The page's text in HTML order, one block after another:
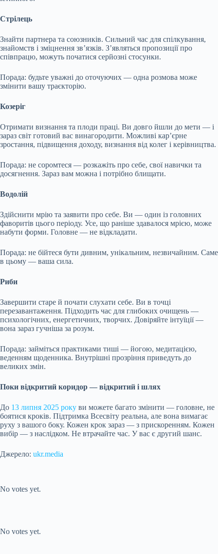
Стрілець
Знайти партнера та союзників. Сильний час для спілкування,
знайомств і зміцнення зв’язків. З’являться пропозиції про
співпрацю, можуть початися серйозні стосунки.
Порада: будьте уважні до оточуючих — одна розмова може
змінити вашу траєкторію.
Козеріг
Отримати визнання та плоди праці. Ви довго йшли до мети — і
зараз світ готовий вас винагородити. Можливі кар’єрне
зростання, підвищення доходу, визнання від колег і керівництва.
Порада: не соромтеся — розкажіть про себе, свої навички та
досягнення. Зараз вам можна і потрібно блищати.
Водолій
Здійснити мрію та заявити про себе. Ви — один із головних
фаворитів цього періоду. Усе, що раніше здавалося мрією, може
набути форми. Головне — не відкладати.
Порада: не бійтеся бути дивним, унікальним, незвичайним. Саме
в цьому — ваша сила.
Риби
Завершити старе й почати слухати себе. Ви в точці
перезавантаження. Підходить час для глибоких очищень —
психологічних, енергетичних, творчих. Довіряйте інтуїції —
вона зараз гучніша за розум.
Порада: займіться практиками тиші — йогою, медитацією,
веденням щоденника. Внутрішні прозріння приведуть до
великих змін.
Поки відкритий коридор — відкритий і шлях
До 13 липня 2025 року ви можете багато змінити — головне, не
боятися кроків. Підтримка Всесвіту реальна, але вона вимагає
руху з вашого боку. Кожен крок зараз — з прискоренням. Кожен
вибір — з наслідком. Не втрачайте час. У вас є другий шанс.
Джерело: ukr.media
No votes yet.
No votes yet.